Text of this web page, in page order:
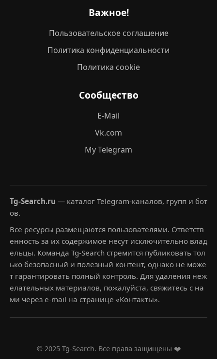
Важное!
Пользовательское соглашение
Политика конфиденциальности
Политика cookie
Сообщество
E-Mail
Vk.com
My Telegram
Tg-Search.ru — каталог Telegram-каналов, групп и бот
ов.
Все ресурсы размещаются пользователями. Ответств
енность за их содержимое несут исключительно влад
ельцы. Команда Tg-Search стремится публиковать тол
ько безопасный и полезный контент, однако не може
т гарантировать полный контроль. Для удаления неж
елательных материалов, пожалуйста, свяжитесь с на
ми через e-mail на странице «Контакты».
© 2025 Tg-Search. Все права защищены ❤️